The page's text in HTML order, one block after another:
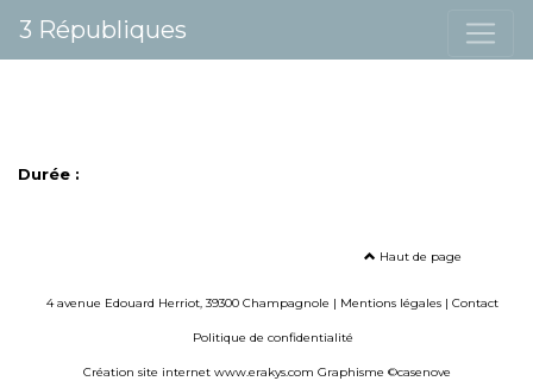
3 Républiques
Durée :
Haut de page
4 avenue Edouard Herriot, 39300 Champagnole | Mentions légales | Contact
Politique de confidentialité
Création site internet www.erakys.com Graphisme ©casenove